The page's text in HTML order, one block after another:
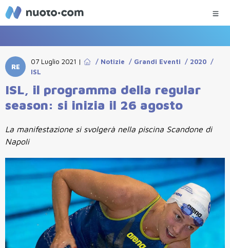
RE
07 Luglio 2021 | / Notizie / Grandi Eventi / 2020 /
ISL
ISL, il programma della regular
season: si inizia il 26 agosto
La manifestazione si svolgerà nella piscina Scandone di
Napoli